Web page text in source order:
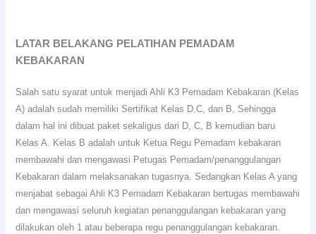
LATAR BELAKANG PELATIHAN PEMADAM
KEBAKARAN
Salah satu syarat untuk menjadi Ahli K3 Pemadam Kebakaran (Kelas
A) adalah sudah memiliki Sertifikat Kelas D,C, dan B, Sehingga
dalam hal ini dibuat paket sekaligus dari D, C, B kemudian baru
Kelas A. Kelas B adalah untuk Ketua Regu Pemadam kebakaran
membawahi dan mengawasi Petugas Pemadam/penanggulangan
Kebakaran dalam melaksanakan tugasnya. Sedangkan Kelas A yang
menjabat sebagai Ahli K3 Pemadam Kebakaran bertugas membawahi
dan mengawasi seluruh kegiatan penanggulangan kebakaran yang
dilakukan oleh 1 atau beberapa regu penanggulangan kebakaran.